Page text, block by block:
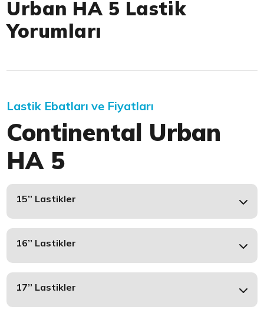
Urban HA 5 Lastik
Yorumları
Lastik Ebatları ve Fiyatları
Continental Urban
HA 5
15’’ Lastikler
16’’ Lastikler
17’’ Lastikler